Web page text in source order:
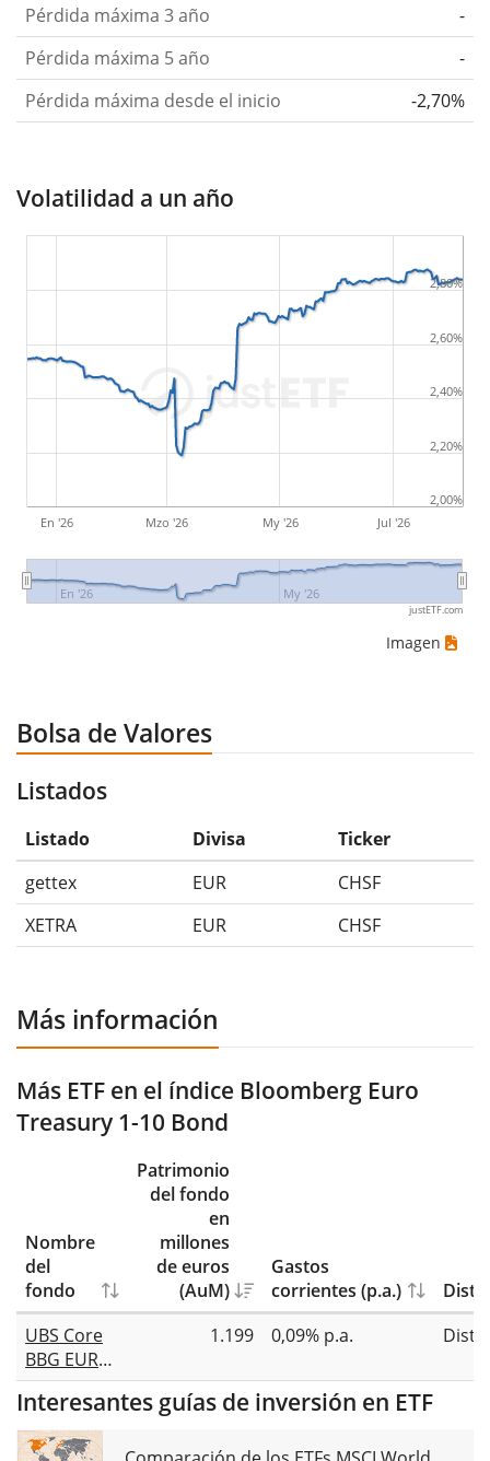
Pérdida máxima 3 año
-
Pérdida máxima 5 año
-
Pérdida máxima desde el inicio
-2,70%
Volatilidad a un año
En '26 Mzo '26 My '26 Jul '26
En '26 My '26
2,00%
2,20%
2,40%
2,60%
2,80%
justETF.com
Imagen
Bolsa de Valores
Listados
Listado Divisa
Ticker
gettex
EUR
CHSF
XETRA
EUR CHSF
Más información
Más ETF en el índice Bloomberg Euro
Treasury 1-10 Bond
Nombre
del
fondo
Patrimonio
del fondo
en
millones
de euros
(AuM)
Gastos
corrientes (p.a.)
UBS Core
BBG EUR
Gov 1-10
UCITS ETF
EUR dis
1.199 0,09% p.a.
Interesantes guías de inversión en ETF